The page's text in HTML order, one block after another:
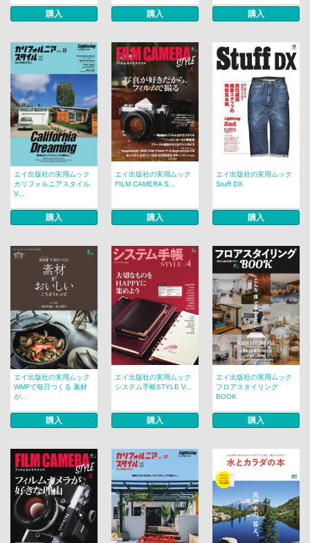
購入 購入 購入
エイ出版社の実用ムック
カリフォルニアスタイル
V...
購入
エイ出版社の実用ムック
FILM CAMERA S...
購入
エイ出版社の実用ムック
Stuff DX
購入
エイ出版社の実用ムック
WMFで毎日つくる 素材
が...
購入
エイ出版社の実用ムック
システム手帳STYLE V...
購入
エイ出版社の実用ムック
フロアスタイリング
BOOK
購入